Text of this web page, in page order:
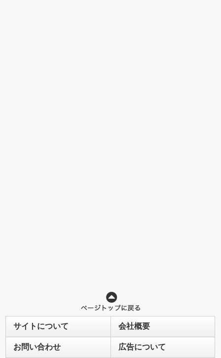
サイトについて 会社概要
お問い合わせ 広告について